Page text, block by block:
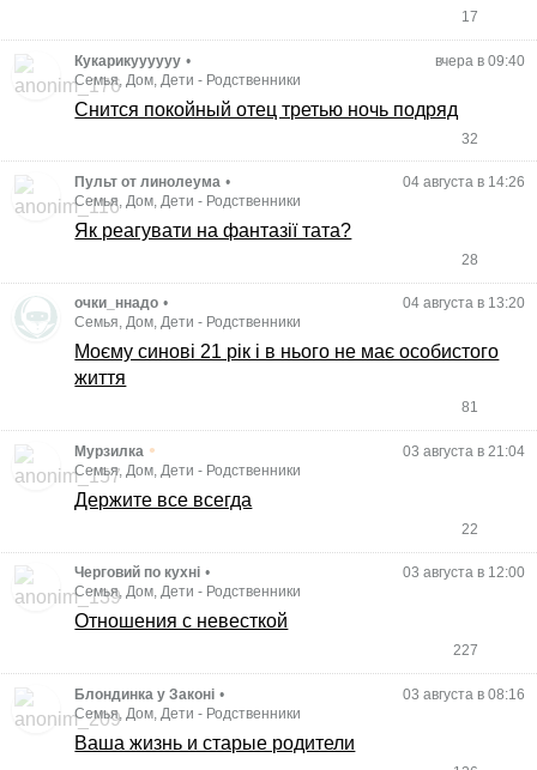
17
Кукарикуууууу •
вчера в 09:40
Семья, Дом, Дети - Родственники
Снится покойный отец третью ночь подряд
32
Пульт от линолеума •
04 августа в 14:26
Семья, Дом, Дети - Родственники
Як реагувати на фантазії тата?
28
очки_ннадо •
04 августа в 13:20
Семья, Дом, Дети - Родственники
Моєму синові 21 рік і в нього не має особистого
життя
81
Мурзилка •
03 августа в 21:04
Семья, Дом, Дети - Родственники
Держите все всегда
22
Черговий по кухні •
03 августа в 12:00
Семья, Дом, Дети - Родственники
Отношения с невесткой
227
Блондинка у Законі •
03 августа в 08:16
Семья, Дом, Дети - Родственники
Ваша жизнь и старые родители